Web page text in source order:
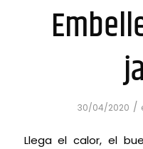
30/04/2020 /
Llega el calor, el